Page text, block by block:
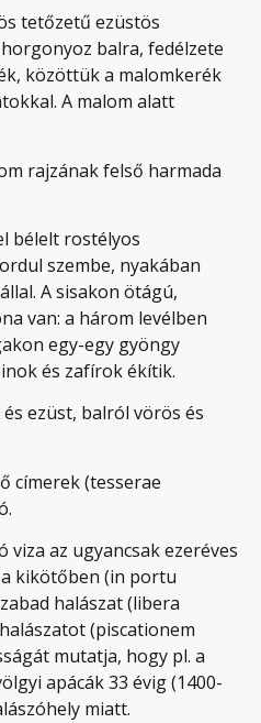
tetőzetű ezüstös
balra, fedélzete
közöttük a malomkerék
A malom alatt
rajzának felső harmada
bélelt rostélyos
szembe, nyakában
A sisakon ötágú,
van: a három levélben
egy-egy gyöngy
és zafírok ékítik.
ezüst, balról vörös és
címerek (tesserae
viza az ugyancsak ezeréves
kikötőben (in portu
halászat (libera
(piscationem
mutatja, hogy pl. a
apácák 33 évig (1400-
miatt.